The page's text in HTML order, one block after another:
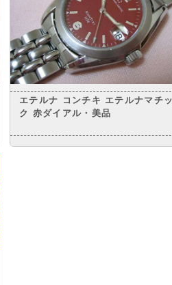
エテルナ コンチキ エテルナマチッ
ク 赤ダイアル・美品